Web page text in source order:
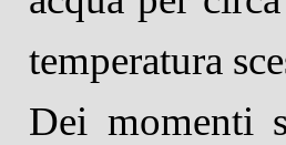
temperatura
Dei momenti